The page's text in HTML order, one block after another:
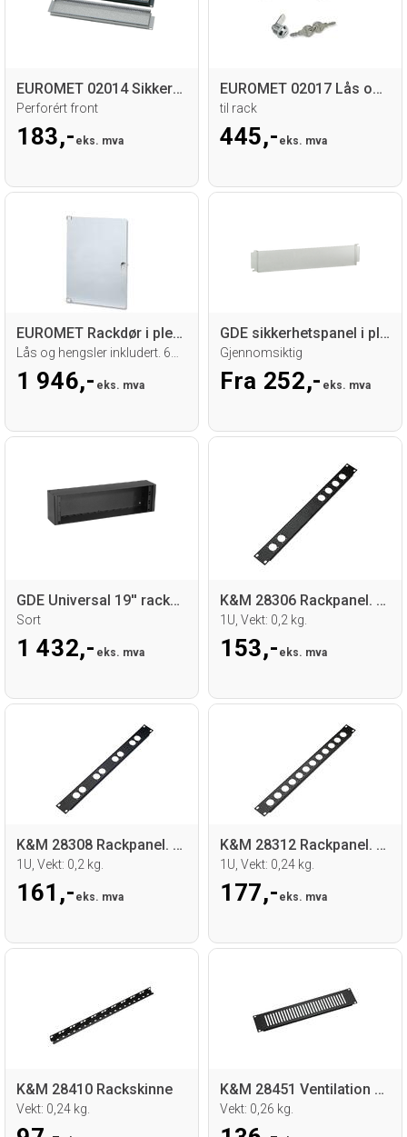
EUROMET 02014 Sikkerhetspanel
Perforért front
183,- eks. mva
EUROMET 02017 Lås og hengsler
til rack
445,- eks. mva
EUROMET Rackdør i plexiglass
1 946,- eks. mva
GDE sikkerhetspanel i plexiglass
Gjennomsiktig
Fra 252,- eks. mva
GDE Universal 19'' rackboks
Sort
1 432,- eks. mva
K&M 28306 Rackpanel. 6 x "D" hull
1U, Vekt: 0,2 kg.
153,- eks. mva
K&M 28308 Rackpanel. 8 x "D" hull
1U, Vekt: 0,2 kg.
161,- eks. mva
K&M 28312 Rackpanel. 12 x "D" hull
1U, Vekt: 0,24 kg.
177,- eks. mva
K&M 28410 Rackskinne
Vekt: 0,24 kg.
K&M 28451 Ventilation panel
Vekt: 0,26 kg.